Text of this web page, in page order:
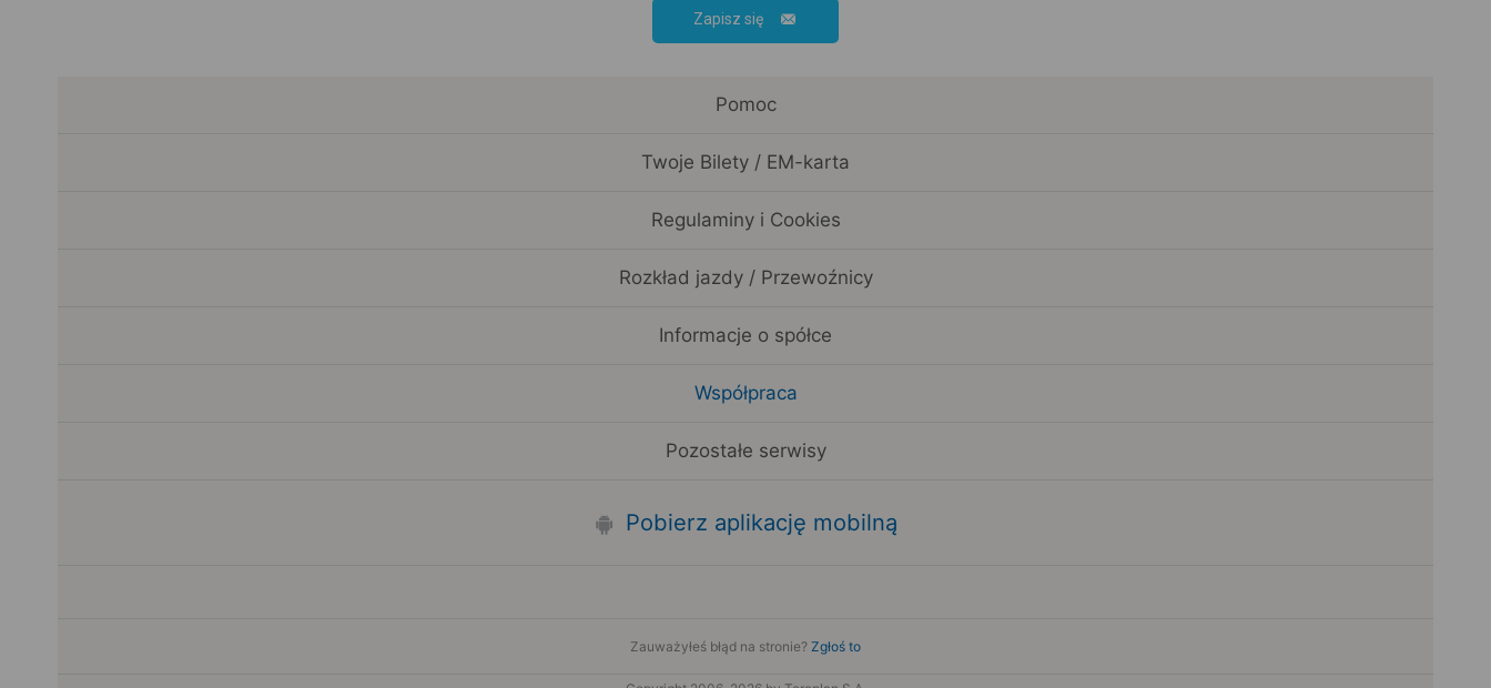
Zapisz się
Pomoc
Twoje Bilety / EM-karta
Regulaminy i Cookies
Rozkład jazdy / Przewoźnicy
Informacje o spółce
Współpraca
Pozostałe serwisy
Pobierz aplikację mobilną
Zauważyłeś błąd na stronie? Zgłoś to